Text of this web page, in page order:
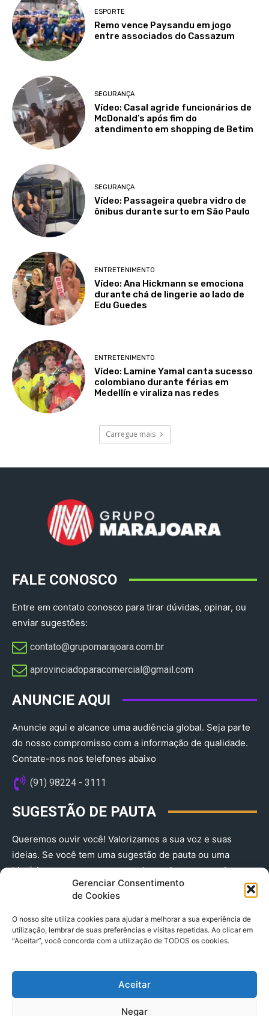
Gerenciar Consentimento
de Cookies
O nosso site utiliza cookies para ajudar a melhorar a sua experiência de
utilização, lembrar de suas preferências e visitas repetidas. Ao clicar em
“Aceitar”, você concorda com a utilização de TODOS os cookies.
Aceitar
Negar
ESPORTE
Remo vence Paysandu em jogo
entre associados do Cassazum
SEGURANÇA
Vídeo: Casal agride funcionários de
McDonald’s após fim do
atendimento em shopping de Betim
SEGURANÇA
Vídeo: Passageira quebra vidro de
ônibus durante surto em São Paulo
ENTRETENIMENTO
Vídeo: Ana Hickmann se emociona
durante chá de lingerie ao lado de
Edu Guedes
ENTRETENIMENTO
Vídeo: Lamine Yamal canta sucesso
colombiano durante férias em
Medellín e viraliza nas redes
Carregue mais
FALE CONOSCO
Entre em contato conosco para tirar dúvidas, opinar, ou
enviar sugestões:
contato@grupomarajoara.com.br
aprovinciadoparacomercial@gmail.com​
ANUNCIE AQUI
Anuncie aqui e alcance uma audiência global. Seja parte
do nosso compromisso com a informação de qualidade.
Contate-nos nos telefones abaixo
(91) 98224 - 3111
SUGESTÃO DE PAUTA
Queremos ouvir você! Valorizamos a sua voz e suas
ideias. Se você tem uma sugestão de pauta ou uma
história que merece ser contada, envie-nos agora!
(91) 98224 - 3111
© 2025 A Província do Pará CNPJ: 04.901.141/0001-36 End .
Trav. Quintino Bocaiuva 2301, Ed. Rogério Fernandez – Sala